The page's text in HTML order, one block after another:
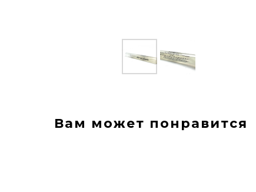
Вам может понравится